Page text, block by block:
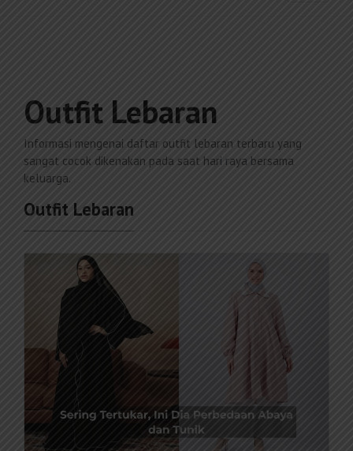
Outfit Lebaran
Informasi mengenai daftar outfit lebaran terbaru yang
sangat cocok dikenakan pada saat hari raya bersama
keluarga.
Outfit Lebaran